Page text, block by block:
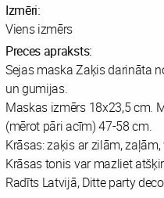
Izmēri:
Viens izmērs
Preces apraksts:
Sejas maska Zaķis darināta
un gumijas.
Maskas izmērs 18x23,5 cm.
(mērot pāri acīm) 47-58 cm.
Krāsas: zaķis ar zilām,
Krāsas tonis var mazliet
Radīts Latvijā, Ditte party